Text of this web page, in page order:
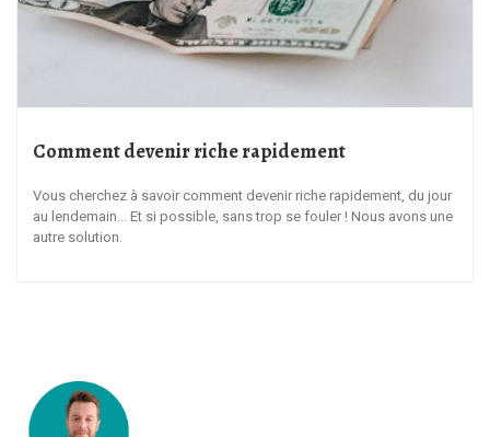
Comment devenir riche rapidement
Vous cherchez à savoir comment devenir riche rapidement, du jour
au lendemain… Et si possible, sans trop se fouler ! Nous avons une
autre solution.